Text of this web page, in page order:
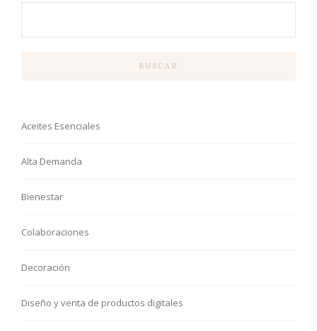
BUSCAR
Aceites Esenciales
Alta Demanda
Bienestar
Colaboraciones
Decoración
Diseño y venta de productos digitales